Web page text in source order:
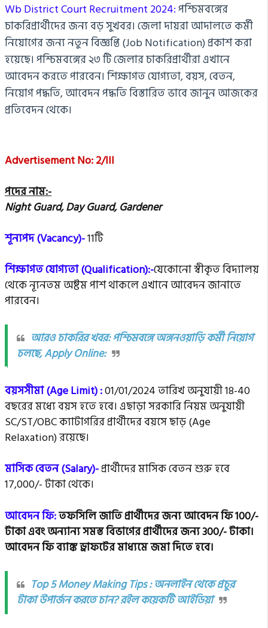
Wb District Court Recruitment 2024:পশ্চিমবঙ্গের
চাকরিপ্রার্থীদের জন্য বড় সুখবর। জেলা দায়রা আদালতে কর্মী
নিয়োগের জন্য নতুন বিজ্ঞপ্তি(Job Notification) প্রকাশ করা
হয়েছে। পশ্চিমবঙ্গের ২৩ টি জেলার চাকরিপ্রার্থীরা এখানে
আবেদন করতে পারবেন। শিক্ষাগত যোগ্যতা, বয়স, বেতন,
নিয়োগ পদ্ধতি, আবেদন পদ্ধতি বিস্তারিত ভাবে জানুন আজকের
প্রতিবেদন থেকে।
AdvertisementNo: 2/III
পদের নাম:-
Night Guard, Day Guard, Gardener
শূন্যপদ (Vacancy)-11টি
শিক্ষাগত যোগ্যতা (Qualification):-যেকোনো স্বীকৃত বিদ্যালয়
থেকে ন্যূনতম অষ্টম পাশ থাকলে এখানে আবেদন জানাতে
পারবেন।
আরও চাকরির খবর: পশ্চিমবঙ্গে অঙ্গনওয়াড়ি কর্মী নিয়োগ
চলছে, Apply Online:
বয়সসীমা (Age Limit) :01/01/2024 তারিখ অনুযায়ী 18-40
বছরের মধ্যে বয়স হতে হবে। এছাড়া সরকারি নিয়ম অনুযায়ী
SC/ST/OBC ক্যাটাগরির প্রার্থীদের বয়সে ছাড় (Age
Relaxation) রয়েছে।
মাসিক বেতন (Salary)-প্রার্থীদের মাসিক বেতন শুরু হবে
17,000/-টাকা থেকে।
আবেদন ফি:তফসিলি জাতি প্রার্থীদের জন্য আবেদন ফি 100/-
টাকা এবং অন্যান্য সমস্ত বিভাগের প্রার্থীদের জন্য 300/- টাকা।
আবেদন ফি ব্যাঙ্ক ড্রাফটের মাধ্যমে জমা দিতে হবে।
Top 5 Money Making Tips : অনলাইন থেকে প্রচুর
টাকা উপার্জন করতে চান? রইল কয়েকটি আইডিয়া